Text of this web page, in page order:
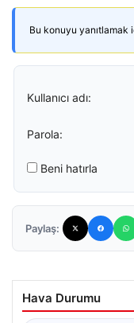
Bu konuyu yanıtlamak
Kullanıcı adı:
Parola:
Beni hatırla
Paylaş:
Hava Durumu